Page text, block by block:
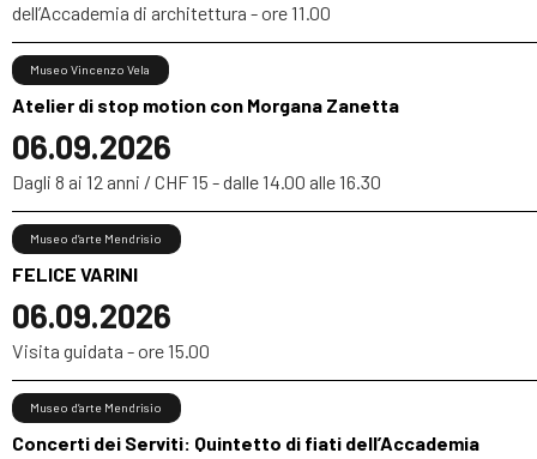
dell’Accademia di architettura - ore 11.00
Atelier di stop motion con Morgana Zanetta
06.09.2026
Museo Vincenzo Vela
Dagli 8 ai 12 anni / CHF 15 - dalle 14.00 alle 16.30
FELICE VARINI
06.09.2026
Museo d’arte Mendrisio
Visita guidata - ore 15.00
Concerti dei Serviti: Quintetto di fiati dell’Accademia
Museo d’arte Mendrisio